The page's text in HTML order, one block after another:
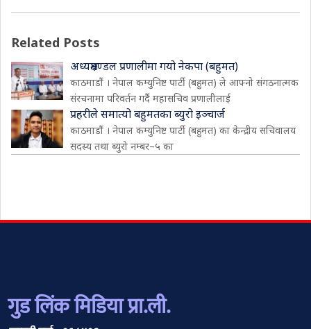
Related Posts
अध्यक्षमण्डल प्रणालीमा गयो नेकपा (बहुमत)
काठमाडौं । नेपाल कम्युनिष्ट पार्टी (बहुमत) ले आफ्नो संगठनात्मक
संरचनामा परिवर्तन गर्दै महासचिव प्रणालीलाई
प्रहरीले समात्यो बहुमतका ब्युरो इञ्चार्ज
काठमाडौं । नेपाल कम्युनिष्ट पार्टी (बहुमत) का केन्द्रीय सचिवालय
सदस्य तथा ब्युरो नम्बर–५ का
गुड लिंक मिडिया प्रा.ली.